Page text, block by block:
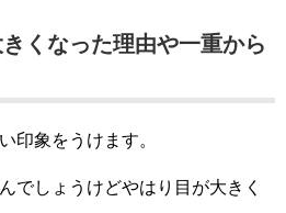
くなった理由や一重から
印象をうけます。
でしょうけどやはり目が大きく